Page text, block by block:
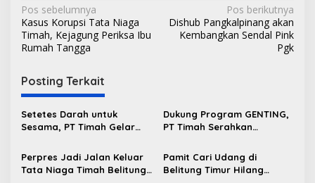
N
a
v
i
g
a
s
i
p
Pos sebelumnya
Kasus Korupsi Tata Niaga
Timah, Kejagung Periksa Ibu
Rumah Tangga
Pos berikutnya
Dishub Pangkalpinang akan
Kembangkan Sendal Pink
Pgk
Posting Terkait
Setetes Darah untuk
Sesama, PT Timah Gelar
Jakarta
Dukung Program GENTING,
PT Timah Serahkan
untuk Cegah Stunting
Perpres Jadi Jalan Keluar
Tata Niaga Timah Belitung,
Pamit Cari Udang di
Belitung Timur Hilang